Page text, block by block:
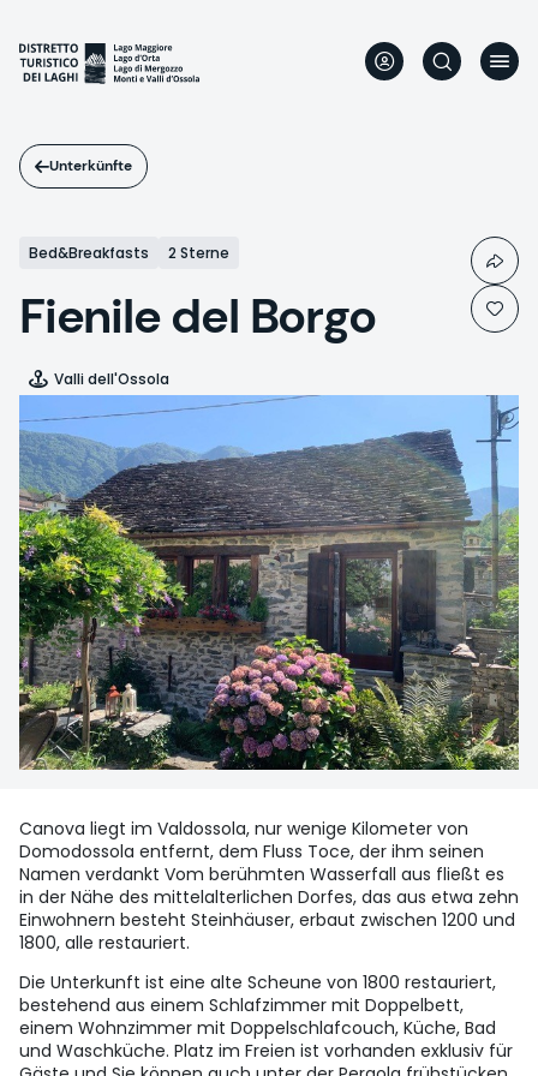
Inhalt
Unterkünfte
Bed&Breakfasts 2 Sterne
Fienile del Borgo
Valli dell'Ossola
Canova liegt im Valdossola, nur wenige Kilometer von
Domodossola entfernt, dem Fluss Toce, der ihm seinen
Namen verdankt Vom berühmten Wasserfall aus fließt es
in der Nähe des mittelalterlichen Dorfes, das aus etwa zehn
Einwohnern besteht Steinhäuser, erbaut zwischen 1200 und
1800, alle restauriert.
Die Unterkunft ist eine alte Scheune von 1800 restauriert,
bestehend aus einem Schlafzimmer mit Doppelbett,
einem Wohnzimmer mit Doppelschlafcouch, Küche, Bad
und Waschküche. Platz im Freien ist vorhanden exklusiv für